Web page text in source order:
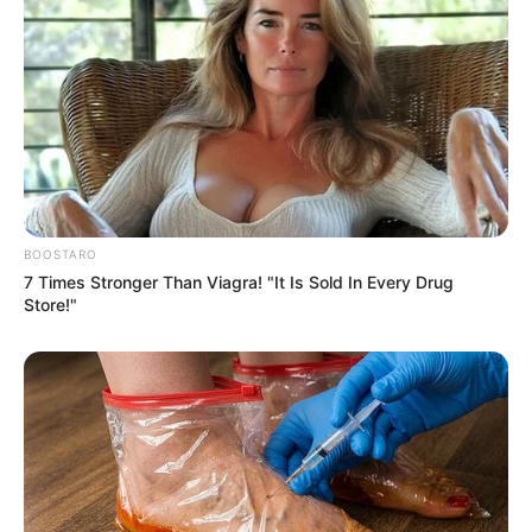
para completar o derretimento com o próprio
calor da panela.
5. Adicione os grãos de café e tampe a panela
com um pano limpo. Deixe a mistura descansar e
BOOSTARO
7 Times Stronger Than Viagra! "It Is Sold In Every Drug
Store!"